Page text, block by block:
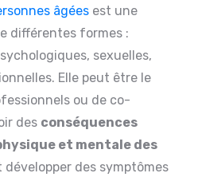
âgées est une
différentes formes :
sexuelles,
Elle peut être le
ou de co-
des conséquences
et mentale des
développer des symptômes